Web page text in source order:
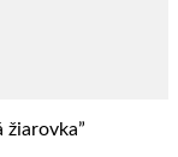
žiarovka”